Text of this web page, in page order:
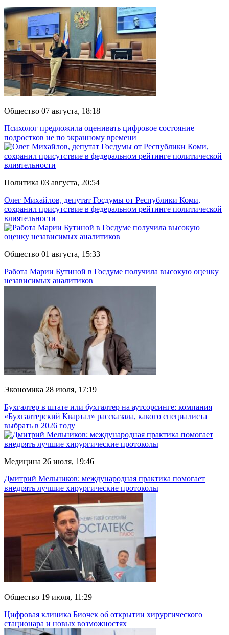
Общество 07 августа, 18:18
Психолог предложила оценивать цифровое состояние
подростков не по экранному времени
Политика 03 августа, 20:54
Олег Михайлов, депутат Госдумы от Республики Коми,
сохранил присутствие в федеральном рейтинге политической
влиятельности
Общество 01 августа, 15:33
Работа Марии Бутиной в Госдуме получила высокую оценку
независимых аналитиков
Экономика 28 июля, 17:19
Бухгалтер в штате или бухгалтер на аутсорсинге: компания
«Бухгалтерский Квартал» рассказала, какого специалиста
выбрать в 2026 году
Медицина 26 июля, 19:46
Дмитрий Мельников: международная практика помогает
внедрять лучшие хирургические протоколы
Общество 19 июля, 11:29
Цифровая клиника Биочек об открытии хирургического
стационара и новых возможностях